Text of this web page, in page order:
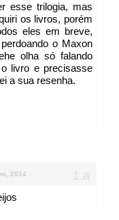
esse trilogia, mas
os livros, porém
eles em breve,
o Maxon
olha só falando
livro e precisasse
a sua resenha.
2014